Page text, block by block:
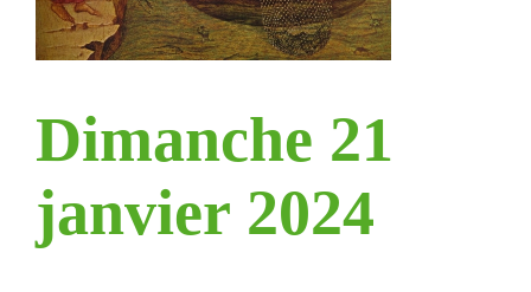
Dimanche 21
janvier 2024